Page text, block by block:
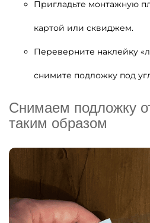
Пригладьте монтажную
картой или сквиджем.
Переверните наклейку
снимите подложку под
Снимаем подложку
таким образом